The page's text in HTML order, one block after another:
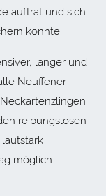
auftrat und sich
konnte.
langer und
Neuffener
reibungslosen
möglich